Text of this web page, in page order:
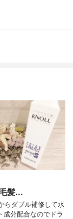
髪...
らダブル補修して水
分配合なのでドラ